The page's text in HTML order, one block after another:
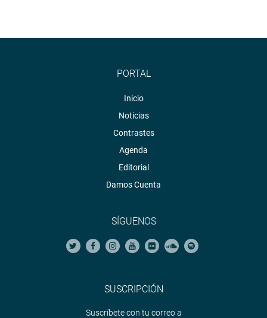
PORTAL
Inicio
Noticias
Contrastes
Agenda
Editorial
Damos Cuenta
SÍGUENOS
SUSCRIPCIÓN
Suscríbete con tu correo a